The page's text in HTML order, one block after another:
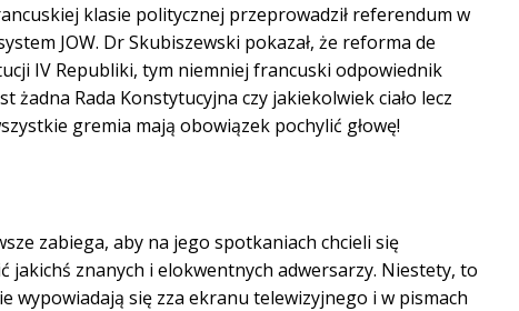
klasie politycznej przeprowadził referendum w
JOW. Dr Skubiszewski pokazał, że reforma de
IV Republiki, tym niemniej francuski odpowiednik
żadna Rada Konstytucyjna czy jakiekolwiek ciało lecz
gremia mają obowiązek pochylić głowę!
zabiega, aby na jego spotkaniach chcieli się
jakichś znanych i elokwentnych adwersarzy. Niestety, to
wypowiadają się zza ekranu telewizyjnego i w pismach